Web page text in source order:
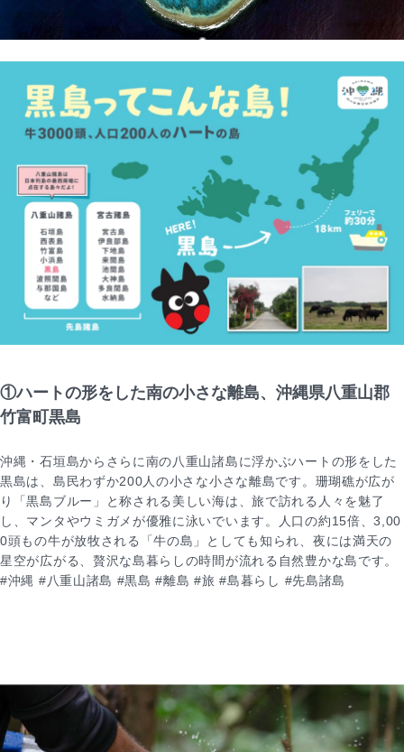
①ハートの形をした南の小さな離島、沖縄県八重山郡
竹富町黒島
沖縄・石垣島からさらに南の八重山諸島に浮かぶハートの形をした
黒島は、島民わずか200人の小さな小さな離島です。珊瑚礁が広が
り「黒島ブルー」と称される美しい海は、旅で訪れる人々を魅了
し、マンタやウミガメが優雅に泳いでいます。人口の約15倍、3,00
0頭もの牛が放牧される「牛の島」としても知られ、夜には満天の
星空が広がる、贅沢な島暮らしの時間が流れる自然豊かな島です。
#沖縄 #八重山諸島 #黒島 #離島 #旅 #島暮らし #先島諸島